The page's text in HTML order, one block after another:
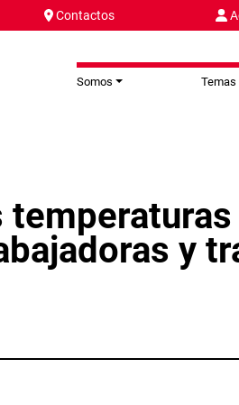
Contactos
Somos Temas
y